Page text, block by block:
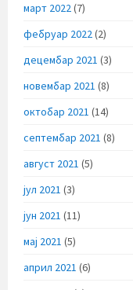
март 2022(7)
фебруар 2022(2)
децембар 2021 (3)
новембар 2021 (8)
октобар 2021 (14)
септембар 2021 (8)
август 2021 (5)
јул 2021 (3)
јун 2021 (11)
мај 2021 (5)
април 2021 (6)